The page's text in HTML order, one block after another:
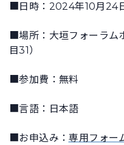
■日時：2024年10月24
■場所：大垣フォーラム
目31）
■参加費：無料
■言語：日本語
■お申込み：専用フォー